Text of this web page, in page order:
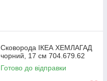
Сковорода ІКЕА ХЕМЛАГАД
чорний, 17 см 704.679.62
Готово до відправки